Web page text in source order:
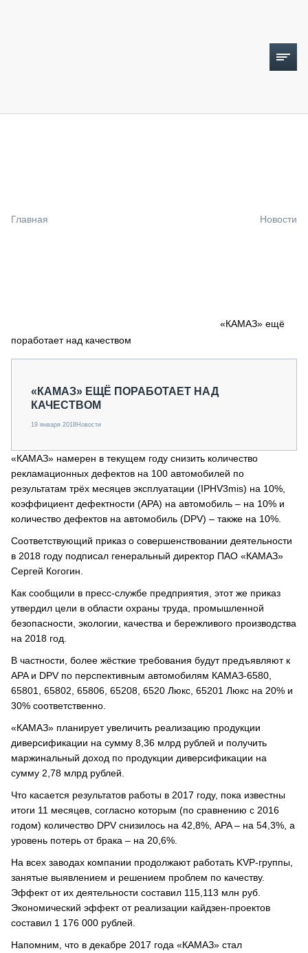
СПЕЦПРОЕКТЫ
О ПРОЕКТЕ
Главная Новости
«КАМАЗ» ещё
поработает над качеством
«КАМАЗ» ЕЩЁ ПОРАБОТАЕТ НАД
КАЧЕСТВОМ
19 января 2018Новости
«КАМАЗ» намерен в текущем году снизить количество
рекламационных дефектов на 100 автомобилей по
результатам трёх месяцев эксплуатации (IPНV3mis) на 10%,
коэффициент дефектности (APA) на автомобиль – на 10% и
количество дефектов на автомобиль (DPV) – также на 10%.
Соответствующий приказ о совершенствовании деятельности
в 2018 году подписал генеральный директор ПАО «КАМАЗ»
Сергей Когогин.
Как сообщили в пресс-службе предприятия, этот же приказ
утвердил цели в области охраны труда, промышленной
безопасности, экологии, качества и бережливого производства
на 2018 год.
В частности, более жёсткие требования будут предъявляют к
APA и DPV по перспективным автомобилям КАМАЗ-6580,
65801, 65802, 65806, 65208, 6520 Люкс, 65201 Люкс на 20% и
30% соответственно.
«КАМАЗ» планирует увеличить реализацию продукции
диверсификации на сумму 8,36 млрд рублей и получить
маржинальный доход по продукции диверсификации на
сумму 2,78 млрд рублей.
Что касается результатов работы в 2017 году, пока известны
итоги 11 месяцев, согласно которым (по сравнению с 2016
годом) количество DPV снизилось на 42,8%, APA – на 54,3%, а
уровень потерь от брака – на 20,6%.
На всех заводах компании продолжают работать KVP-группы,
занятые выявлением и решением проблем по качеству.
Эффект от их деятельности составил 115,113 млн руб.
Экономический эффект от реализации кайдзен-проектов
составил 1 176 000 рублей.
Напомним, что в декабре 2017 года «КАМАЗ» стал